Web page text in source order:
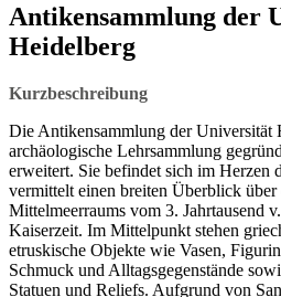
Antikensammlung der
Heidelberg
Kurzbeschreibung
Die Antikensammlung der Universität
archäologische Lehrsammlung
erweitert. Sie befindet sich im Herzen
vermittelt einen breiten Überblick
Mittelmeerraums vom 3. Jahrtausend
Kaiserzeit. Im Mittelpunkt stehen
etruskische Objekte wie Vasen,
Schmuck und Alltagsgegenstände
Statuen und Reliefs. Aufgrund von